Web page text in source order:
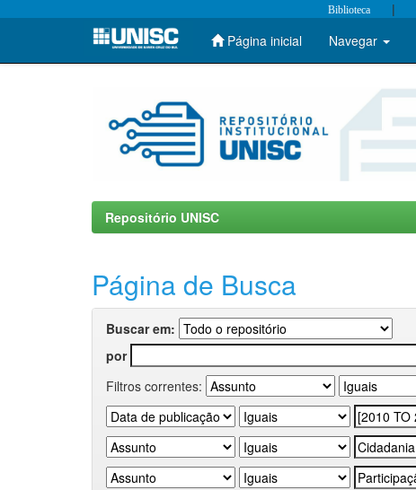
Skip
Biblioteca |
Página inicial Navegar
Repositório UNISC
Página de Busca
Buscar em:
por
Filtros correntes: